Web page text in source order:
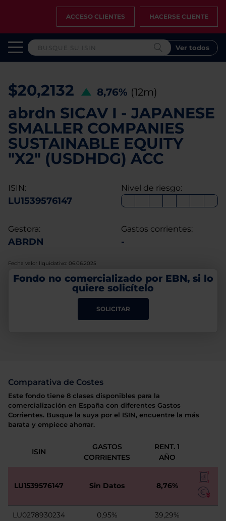
ACCESO CLIENTES HACERSE CLIENTE
Ver todos
$20,2132 8,76% (12m)
abrdn SICAV I - JAPANESE
SMALLER COMPANIES
SUSTAINABLE EQUITY
"X2" (USDHDG) ACC
ISIN:
LU1539576147
Nivel de riesgo:
Gestora:
ABRDN
Gastos corrientes:
-
Fecha valor liquidativo: 06.06.2025
Fondo no comercializado por EBN, si lo
quiere solicítelo
SOLICITAR
Comparativa de Costes
Este fondo tiene 8 clases disponibles para la
comercialización en España con diferentes Gastos
Corrientes. Busque la suya por el ISIN, encuentre la más
barata y empiece ahorrar.
ISIN
GASTOS
CORRIENTES
RENT. 1
AÑO
LU1539576147 Sin Datos 8,76%
LU0278930234 0,95% 39,29%